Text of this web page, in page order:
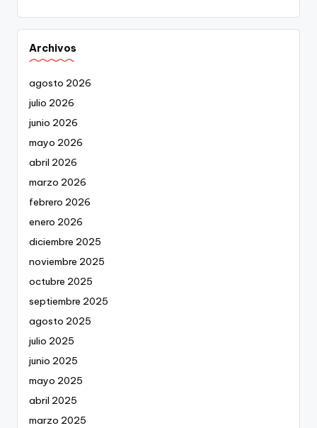
Archivos
agosto 2026
julio 2026
junio 2026
mayo 2026
abril 2026
marzo 2026
febrero 2026
enero 2026
diciembre 2025
noviembre 2025
octubre 2025
septiembre 2025
agosto 2025
julio 2025
junio 2025
mayo 2025
abril 2025
marzo 2025